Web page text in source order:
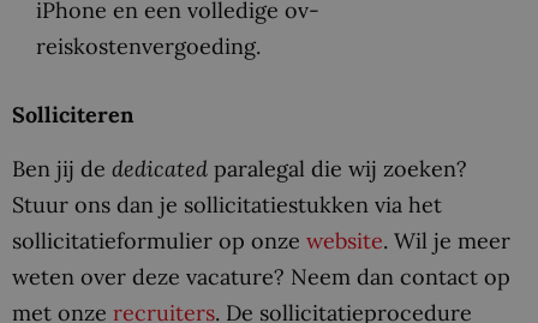
iPhone en een volledige ov-
reiskostenvergoeding.
Solliciteren
Ben jij de dedicated paralegal die wij zoeken?
Stuur ons dan je sollicitatiestukken via het
sollicitatieformulier op onze website. Wil je meer
weten over deze vacature? Neem dan contact op
met onze recruiters. De sollicitatieprocedure